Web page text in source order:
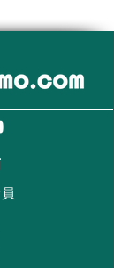
supplied in
配件，貨品均